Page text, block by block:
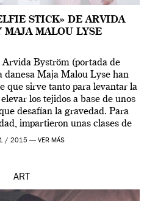
STICK» DE ARVIDA
MAJA MALOU LYSE
Arvida Byström (portada de
danesa Maja Malou Lyse han
que sirve tanto para levantar la
los tejidos a base de unos
desafían la gravedad. Para
impartieron unas clases de
en el Tate […]
/ 2015 — VER MÁS
ART